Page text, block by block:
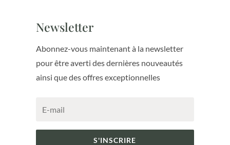
Newsletter
Abonnez-vous maintenant à la newsletter
pour être averti des dernières nouveautés
ainsi que des offres exceptionnelles
S'INSCRIRE